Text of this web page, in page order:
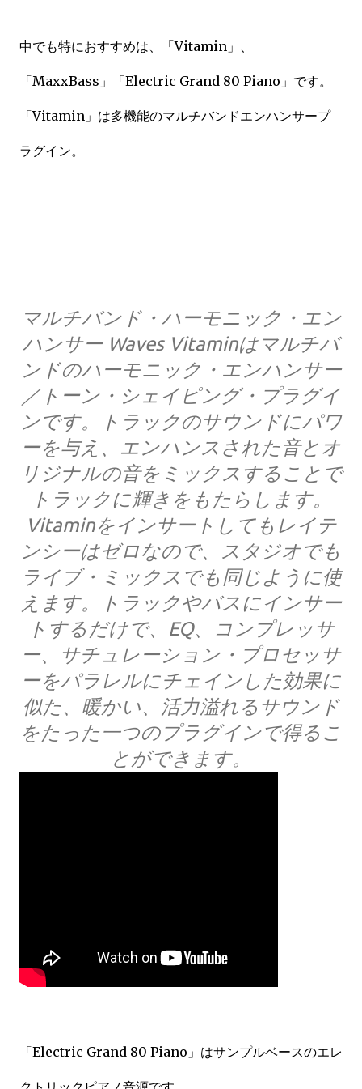
中でも特におすすめは、「Vitamin」、
「MaxxBass」「Electric Grand 80 Piano」です。
「Vitamin」は多機能のマルチバンドエンハンサープ
ラグイン。
マルチバンド・ハーモニック・エン
ハンサー Waves Vitaminはマルチバ
ンドのハーモニック・エンハンサー
／トーン・シェイピング・プラグイ
ンです。トラックのサウンドにパワ
ーを与え、エンハンスされた音とオ
リジナルの音をミックスすることで
トラックに輝きをもたらします。
Vitaminをインサートしてもレイテ
ンシーはゼロなので、スタジオでも
ライブ・ミックスでも同じように使
えます。トラックやバスにインサー
トするだけで、EQ、コンプレッサ
ー、サチュレーション・プロセッサ
ーをパラレルにチェインした効果に
似た、暖かい、活力溢れるサウンド
をたった一つのプラグインで得るこ
とができます。
「Electric Grand 80 Piano」はサンプルベースのエレ